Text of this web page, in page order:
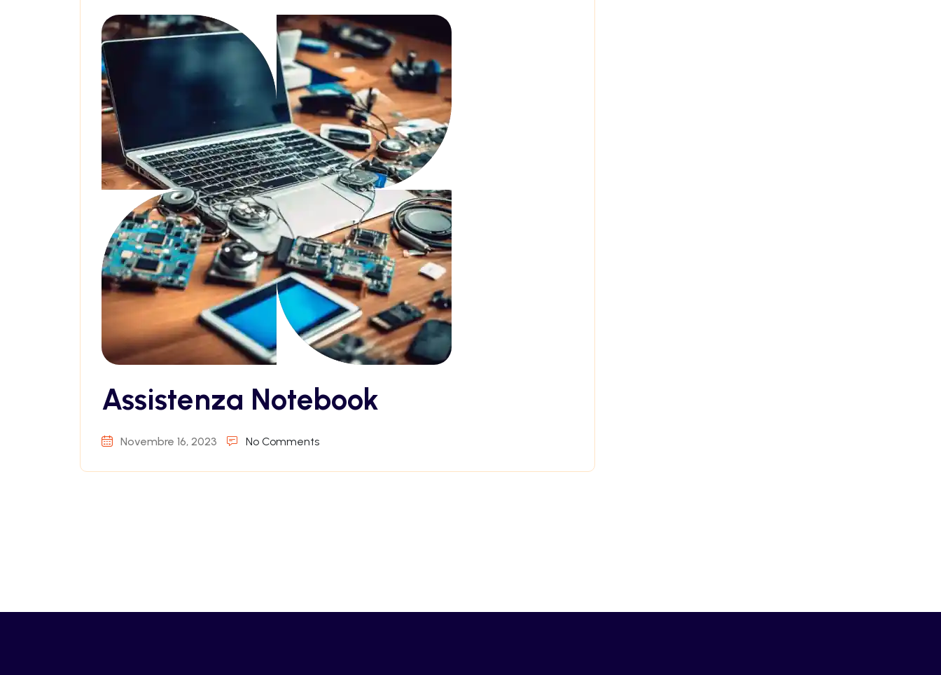
Assistenza Notebook
Novembre 16, 2023 No Comments